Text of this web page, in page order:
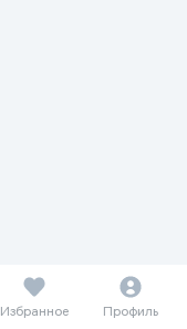
Избранное Профиль